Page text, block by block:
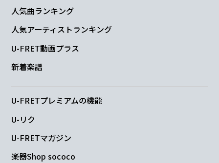
人気曲ランキング
人気アーティストランキング
U-FRET動画プラス
新着楽譜
U-FRETプレミアムの機能
U-リク
U-FRETマガジン
楽器Shop sococo